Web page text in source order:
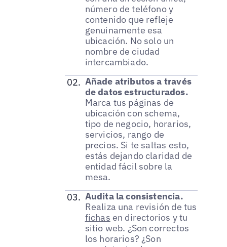
número de teléfono y
contenido que refleje
genuinamente esa
ubicación. No solo un
nombre de ciudad
intercambiado.
Añade atributos a través
de datos estructurados.
Marca tus páginas de
ubicación con schema,
tipo de negocio, horarios,
servicios, rango de
precios. Si te saltas esto,
estás dejando claridad de
entidad fácil sobre la
mesa.
Audita la consistencia.
Realiza una revisión de tus
fichas en directorios y tu
sitio web. ¿Son correctos
los horarios? ¿Son